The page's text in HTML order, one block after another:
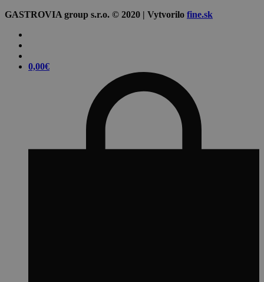
GASTROVIA group s.r.o. © 2020 | Vytvorilo fine.sk
0,00€